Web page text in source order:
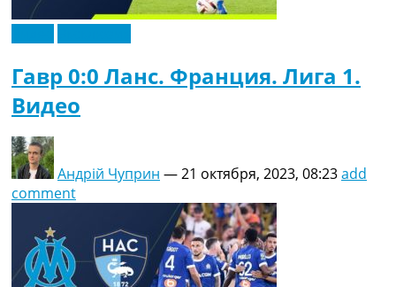
Гавр 0:0 Ланс. Франция. Лига 1.
Видео
Андрій Чуприн —21 октября, 2023, 08:23add
comment